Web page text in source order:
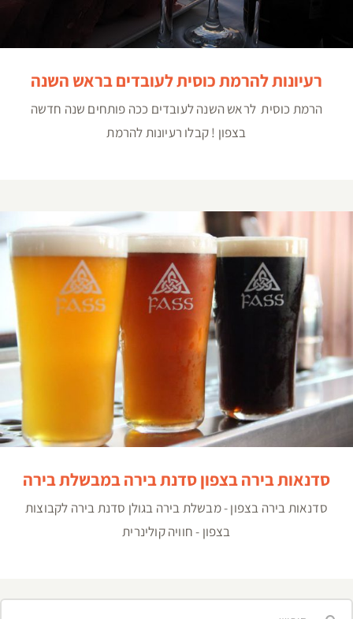
רעיונות להרמת כוסית לעובדים בראש השנה
הרמת כוסית לראש השנה לעובדים ככה פותחים שנה חדשה
בצפון ! קבלו רעיונות להרמת
סדנאות בירה בצפון סדנת בירה במבשלת בירה
סדנאות בירה בצפון סדנת בירה במבשלת בירה
סדנאות בירה בצפון - מבשלת בירה בגולן סדנת בירה לקבוצות
בצפון - חוויה קולינרית